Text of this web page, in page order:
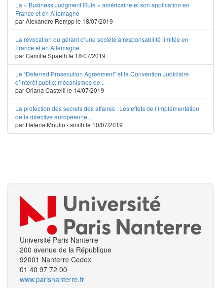
La « Business Judgment Rule » américaine et son application en
France et en Allemagne
par Alexandre Rempp le 18/07/2019
La révocation du gérant d’une société à responsabilité limitée en
France et en Allemagne
par Camille Spaeth le 18/07/2019
Le “Deferred Prosecution Agreement” et la Convention Judiciaire
d’intérêt public: mécanismes de...
par Oriana Castelli le 14/07/2019
La protection des secrets des affaires : Les effets de l’implémentation
de la directive européenne...
par Helena Moulin - smith le 10/07/2019
Université Paris Nanterre
200 avenue de la République
92001 Nanterre Cedex
01 40 97 72 00
www.parisnanterre.fr